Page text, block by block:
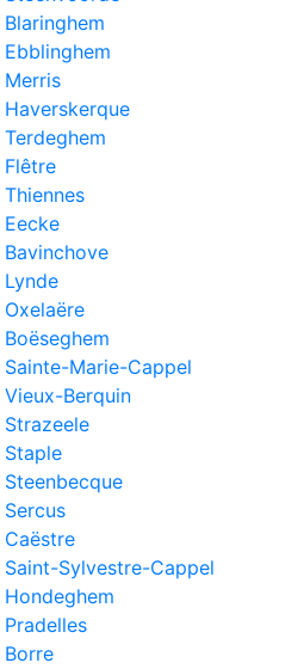
Marie-Cappel
Berquin
Sylvestre-Cappel